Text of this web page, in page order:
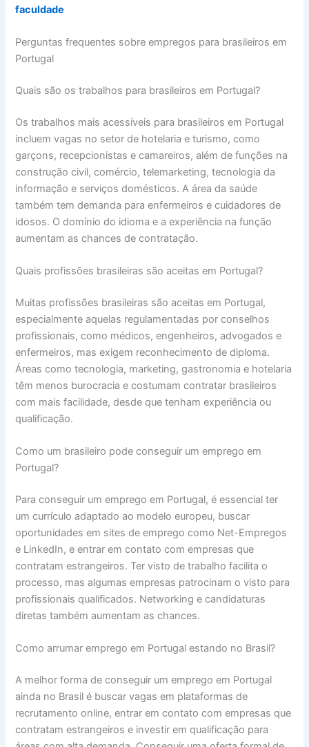
faculdade
Perguntas frequentes sobre empregos para brasileiros em
Portugal
Quais são os trabalhos para brasileiros em Portugal?
Os trabalhos mais acessíveis para brasileiros em Portugal
incluem vagas no setor de hotelaria e turismo, como
garçons, recepcionistas e camareiros, além de funções na
construção civil, comércio, telemarketing, tecnologia da
informação e serviços domésticos. A área da saúde
também tem demanda para enfermeiros e cuidadores de
idosos. O domínio do idioma e a experiência na função
aumentam as chances de contratação.
Quais profissões brasileiras são aceitas em Portugal?
Muitas profissões brasileiras são aceitas em Portugal,
especialmente aquelas regulamentadas por conselhos
profissionais, como médicos, engenheiros, advogados e
enfermeiros, mas exigem reconhecimento de diploma.
Áreas como tecnologia, marketing, gastronomia e hotelaria
têm menos burocracia e costumam contratar brasileiros
com mais facilidade, desde que tenham experiência ou
qualificação.
Como um brasileiro pode conseguir um emprego em
Portugal?
Para conseguir um emprego em Portugal, é essencial ter
um currículo adaptado ao modelo europeu, buscar
oportunidades em sites de emprego como Net-Empregos
e LinkedIn, e entrar em contato com empresas que
contratam estrangeiros. Ter visto de trabalho facilita o
processo, mas algumas empresas patrocinam o visto para
profissionais qualificados. Networking e candidaturas
diretas também aumentam as chances.
Como arrumar emprego em Portugal estando no Brasil?
A melhor forma de conseguir um emprego em Portugal
ainda no Brasil é buscar vagas em plataformas de
recrutamento online, entrar em contato com empresas que
contratam estrangeiros e investir em qualificação para